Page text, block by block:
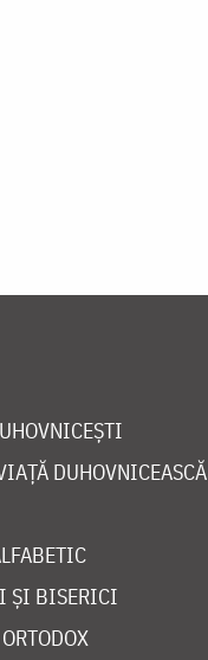
DUHOVNICEASCĂ
ȘI BISERICI